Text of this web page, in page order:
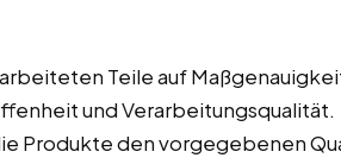
Teile auf
und Verarbeitungsqualität.
Produkte den vorgegebenen